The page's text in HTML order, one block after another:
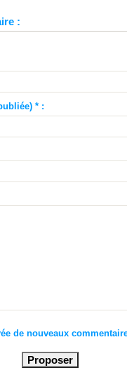
:
* :
de nouveaux